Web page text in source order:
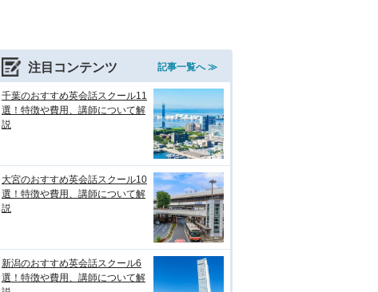
注目コンテンツ 記事一覧へ ≫
千葉のおすすめ英会話スクール11
選！特徴や費用、講師について解
説
大宮のおすすめ英会話スクール10
選！特徴や費用、講師について解
説
新潟のおすすめ英会話スクール6
選！特徴や費用、講師について解